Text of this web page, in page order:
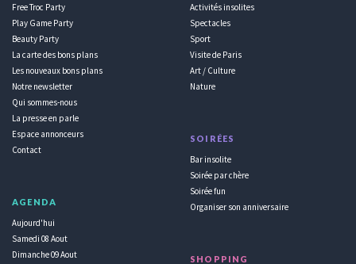
Free Troc Party
Play Game Party
Beauty Party
La carte des bons plans
Les nouveaux bons plans
Notre newsletter
Qui sommes-nous
La presse en parle
Espace annonceurs
Contact
AGENDA
Aujourd'hui
Samedi 08 Aout
Dimanche 09 Aout
Activités insolites
Spectacles
Sport
Visite de Paris
Art / Culture
Nature
SOIRÉES
Bar insolite
Soirée par chère
Soirée fun
Organiser son anniversaire
SHOPPING